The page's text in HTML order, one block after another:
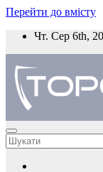
Перейти до вмісту
Чт. Сер 6th,